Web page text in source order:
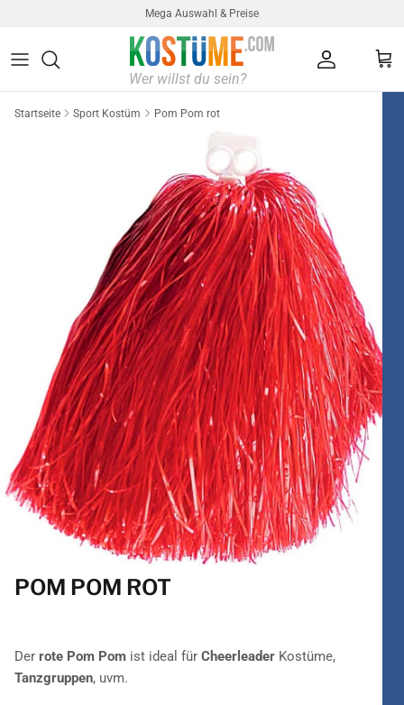
Mega Auswahl & Preise
Startseite Sport Kostüm Pom Pom rot
POM POM ROT
Der rote Pom Pom ist ideal für Cheerleader Kostüme,
Tanzgruppen, uvm.